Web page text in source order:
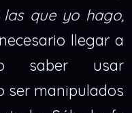
que yo hago,
llegar a
saber usar
ser manipulados